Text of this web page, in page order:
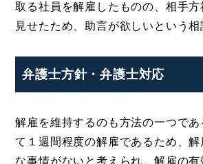
取る社員を解雇したものの、相手
見せたため、助言が欲しいという相
弁護士方針・弁護士対応
解雇を維持するのも方法の一つで
て１週間程度の解雇であるため、
な事情がないと考えられ、解雇の